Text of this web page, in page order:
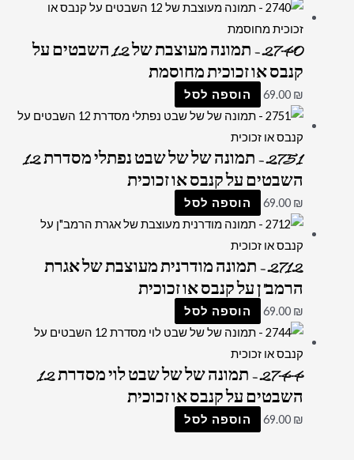
2740 – תמונה מעוצבת של 12 השבטים על
קנבס או זכוכית מחוסמת
69.00 ₪ הוספה לסל
2751 – תמונה של של שבט נפתלי מסדרת 12
השבטים על קנבס או זכוכית
69.00 ₪ הוספה לסל
2712 – תמונה מודרנית מעוצבת של אגרת
הרמב"ן על קנבס או זכוכית
69.00 ₪ הוספה לסל
2744 – תמונה של של שבט לוי מסדרת 12
השבטים על קנבס או זכוכית
69.00 ₪ הוספה לסל